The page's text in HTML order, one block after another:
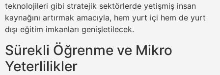
teknolojileri gibi stratejik sektörlerde yetişmiş insan
kaynağını artırmak amacıyla, hem yurt içi hem de yurt
dışı eğitim imkanları genişletilecek.
Sürekli Öğrenme ve Mikro
Yeterlilikler